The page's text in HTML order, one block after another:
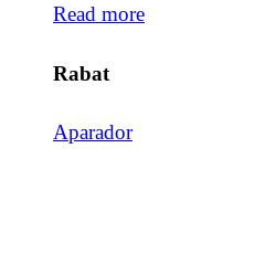
Read more
Rabat
Aparador